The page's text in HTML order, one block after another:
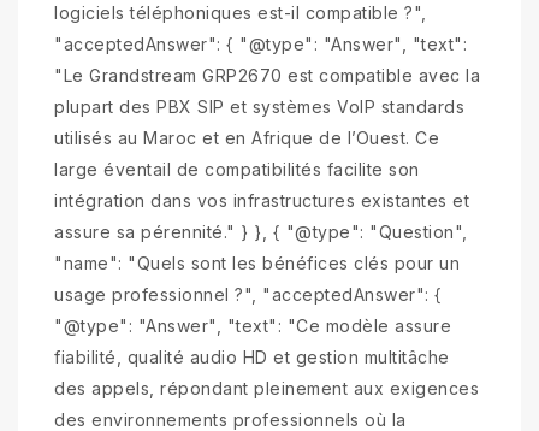
logiciels téléphoniques est-il compatible ?",
"acceptedAnswer": { "@type": "Answer", "text":
"Le Grandstream GRP2670 est compatible avec la
plupart des PBX SIP et systèmes VoIP standards
utilisés au Maroc et en Afrique de l’Ouest. Ce
large éventail de compatibilités facilite son
intégration dans vos infrastructures existantes et
assure sa pérennité." } }, { "@type": "Question",
"name": "Quels sont les bénéfices clés pour un
usage professionnel ?", "acceptedAnswer": {
"@type": "Answer", "text": "Ce modèle assure
fiabilité, qualité audio HD et gestion multitâche
des appels, répondant pleinement aux exigences
des environnements professionnels où la